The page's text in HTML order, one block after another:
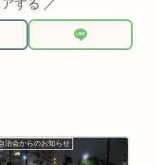
する ／
治会からのお知らせ